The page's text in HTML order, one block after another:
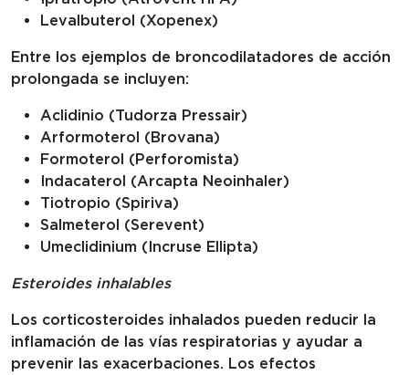
Levalbuterol (Xopenex)
Entre los ejemplos de broncodilatadores de acción
prolongada se incluyen:
Aclidinio (Tudorza Pressair)
Arformoterol (Brovana)
Formoterol (Perforomista)
Indacaterol (Arcapta Neoinhaler)
Tiotropio (Spiriva)
Salmeterol (Serevent)
Umeclidinium (Incruse Ellipta)
Esteroides inhalables
Los corticosteroides inhalados pueden reducir la
inflamación de las vías respiratorias y ayudar a
prevenir las exacerbaciones. Los efectos